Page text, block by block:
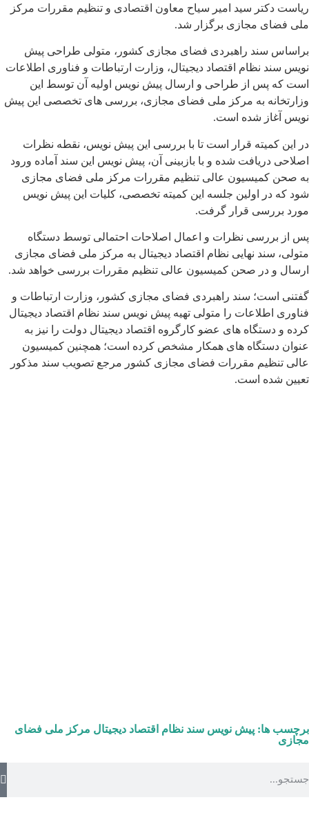
ریاست دکتر سید امیر سیاح معاون اقتصادی و تنظیم مقررات مرکز
ملی فضای مجازی برگزار شد.
براساس سند راهبردی فضای مجازی کشور، متولی طراحی پیش
نویس سند نظام اقتصاد دیجیتال، وزارت ارتباطات و فناوری اطلاعات
است که پس از طراحی و ارسال پیش نویس اولیه آن توسط این
وزارتخانه به مرکز ملی فضای مجازی، بررسی های تخصصی این پیش
نویس آغاز شده است.
در این کمیته قرار است تا با بررسی این پیش نویس، نقطه نظرات
اصلاحی دریافت شده و با بازبینی آن، پیش نویس این سند آماده ورود
به صحن کمیسیون عالی تنظیم مقررات مرکز ملی فضای مجازی
شود که در اولین جلسه این کمیته تخصصی، کلیات این پیش نویس
مورد بررسی قرار گرفت.
پس از بررسی نظرات و اعمال اصلاحات احتمالی توسط دستگاه
متولی، سند نهایی نظام اقتصاد دیجیتال به مرکز ملی فضای مجازی
ارسال و در صحن کمیسیون عالی تنظیم مقررات بررسی خواهد شد.
گفتنی است؛ سند راهبردی فضای مجازی کشور، وزارت ارتباطات و
فناوری اطلاعات را متولی تهیه پیش نویس سند نظام اقتصاد دیجیتال
کرده و دستگاه های عضو کارگروه اقتصاد دیجیتال دولت را نیز به
عنوان دستگاه های همکار مشخص کرده است؛ همچنین کمیسیون
عالی تنظیم مقررات فضای مجازی کشور مرجع تصویب سند مذکور
تعیین شده است.
برچسب ها: پیش نویس سند نظام اقتصاد دیجیتال مرکز ملی فضای
مجازی